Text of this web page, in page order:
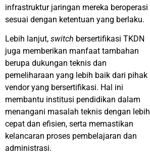
infrastruktur jaringan mereka beroperasi
sesuai dengan ketentuan yang berlaku.
Lebih lanjut, switch bersertifikasi TKDN
juga memberikan manfaat tambahan
berupa dukungan teknis dan
pemeliharaan yang lebih baik dari pihak
vendor yang bersertifikasi. Hal ini
membantu institusi pendidikan dalam
menangani masalah teknis dengan lebih
cepat dan efisien, serta memastikan
kelancaran proses pembelajaran dan
administrasi.